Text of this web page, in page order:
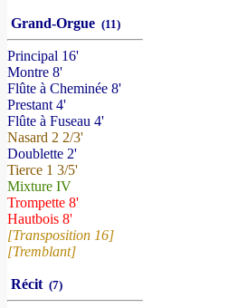
Grand-Orgue (11)
Principal 16'
Montre 8'
Flûte à Cheminée 8'
Prestant 4'
Flûte à Fuseau 4'
Nasard 2 2/3'
Doublette 2'
Tierce 1 3/5'
Mixture IV
Trompette 8'
Hautbois 8'
[Transposition 16]
[Tremblant]
Récit (7)